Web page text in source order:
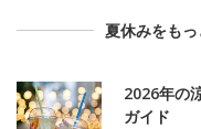
夏休みをも
2026年の
ガイド